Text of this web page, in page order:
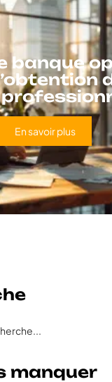
banque
En savoir plus
manquer